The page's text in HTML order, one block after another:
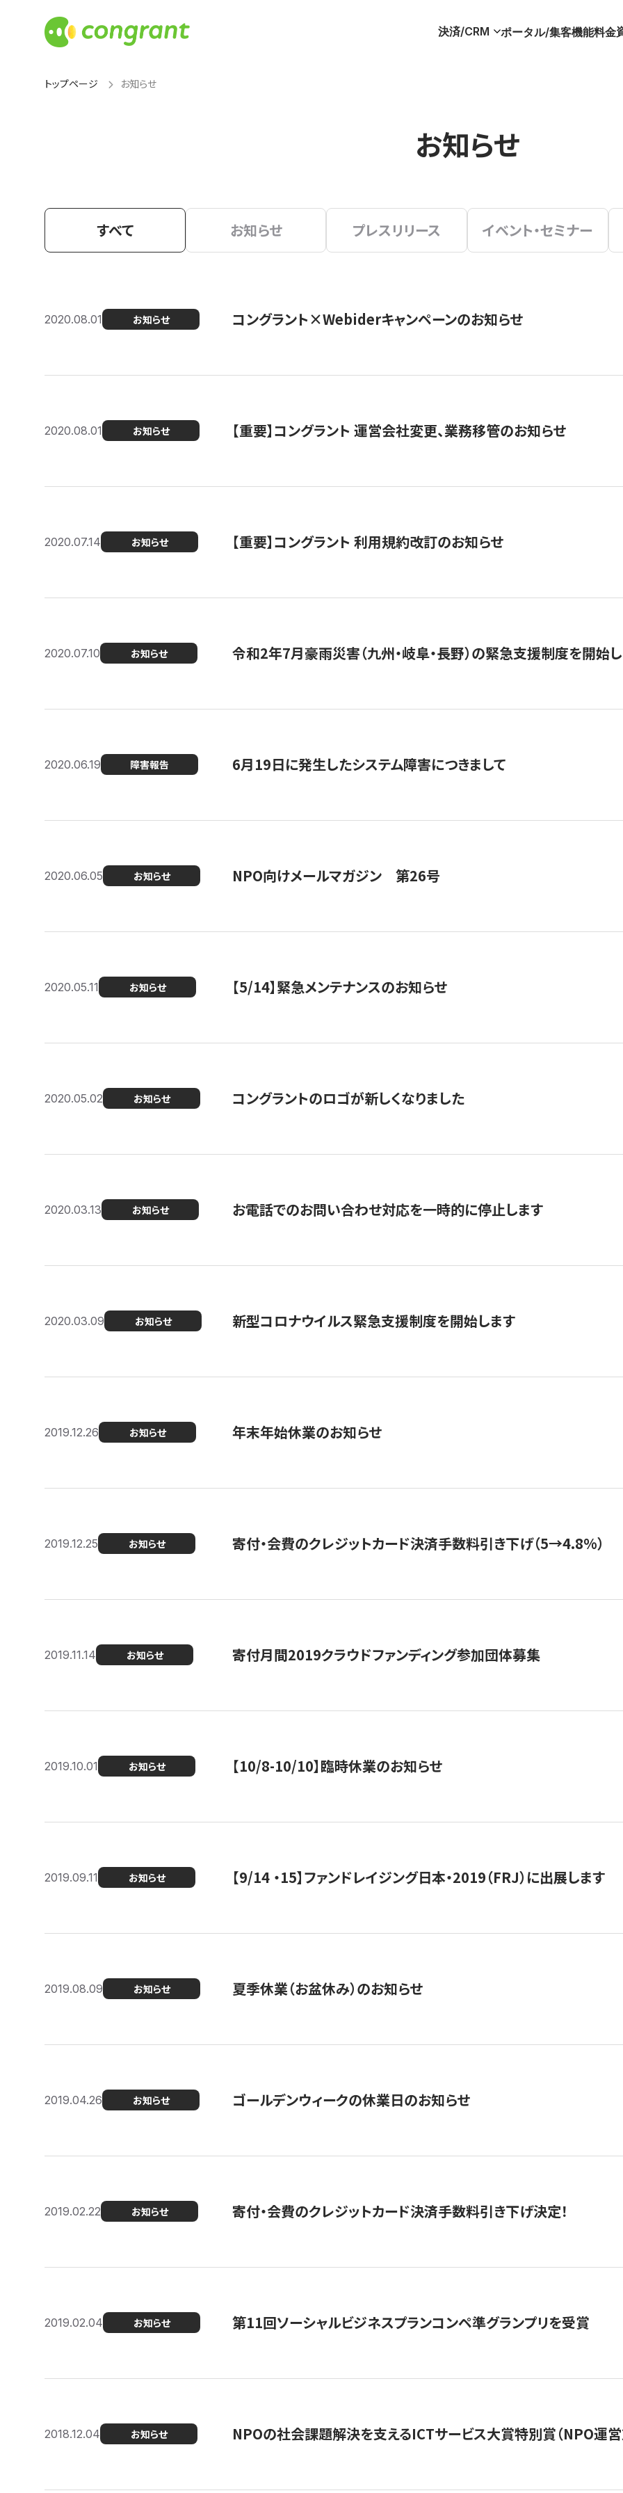
決済/CRM ポータル/集客機能料金
トップページ お知らせ
お知らせ
すべて お知らせ プレスリリース イベント・セミナー
2020.08.01 お知らせ コングラント×Webiderキャンペーンのお知らせ
2020.08.01 お知らせ 【重要】コングラント 運営会社変更、業務移管のお知らせ
2020.07.14 お知らせ 【重要】コングラント 利用規約改訂のお知らせ
2020.07.10 お知らせ 令和2年7月豪雨災害（九州・岐阜・長野）の緊急支援制度を開始
2020.06.19 障害報告 6月19日に発生したシステム障害につきまして
2020.06.05 お知らせ NPO向けメールマガジン 第26号
2020.05.11 お知らせ 【5/14】緊急メンテナンスのお知らせ
2020.05.02 お知らせ コングラントのロゴが新しくなりました
2020.03.13 お知らせ お電話でのお問い合わせ対応を一時的に停止します
2020.03.09 お知らせ 新型コロナウイルス緊急支援制度を開始します
2019.12.26 お知らせ 年末年始休業のお知らせ
2019.12.25 お知らせ 寄付・会費のクレジットカード決済手数料引き下げ（5→4.8%）
2019.11.14 お知らせ 寄付月間2019クラウドファンディング参加団体募集
2019.10.01 お知らせ 【10/8-10/10】臨時休業のお知らせ
2019.09.11 お知らせ 【9/14 ・15】ファンドレイジング日本・2019（FRJ）に出展します
2019.08.09 お知らせ 夏季休業（お盆休み）のお知らせ
2019.04.26 お知らせ ゴールデンウィークの休業日のお知らせ
2019.02.22 お知らせ 寄付・会費のクレジットカード決済手数料引き下げ決定！
2019.02.04 お知らせ 第11回ソーシャルビジネスプランコンペ準グランプリを受賞
2018.12.04 お知らせ NPOの社会課題解決を支えるICTサービス大賞特別賞（NPO運